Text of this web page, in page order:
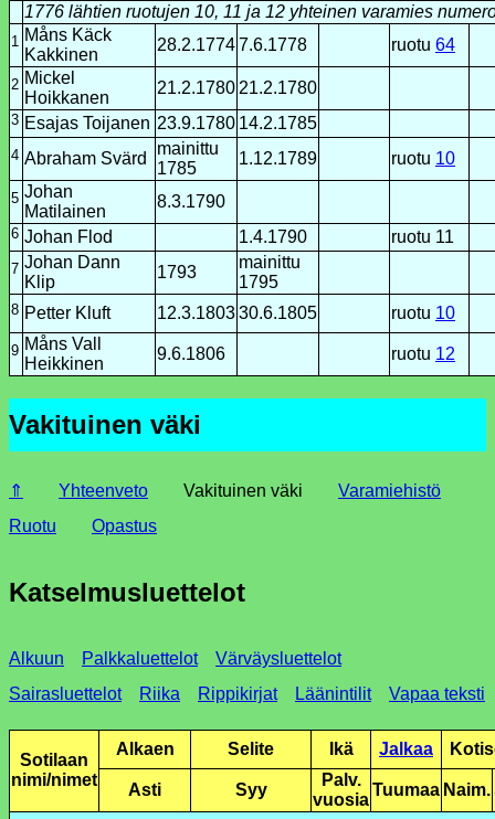
1776 lähtien ruotujen 10, 11 ja 12 yhteinen varamies
1 Måns Käck
Kakkinen
28.2.17747.6.1778 ruotu 64
2 Mickel
Hoikkanen
21.2.1780 21.2.1780
3 Esajas Toijanen 23.9.1780 14.2.1785
4 Abraham Svärd
mainittu
1785
1.12.1789 ruotu 10
5 Johan
Matilainen
8.3.1790
6 Johan Flod 1.4.1790 ruotu 11
7 Johan Dann
Klip
1793
mainittu
1795
8 Petter Kluft 12.3.180330.6.1805 ruotu 10
9 Måns Vall
Heikkinen
9.6.1806 ruotu 12
Vakituinen väki
⇑ Yhteenveto Vakituinen väki Varamiehistö
Ruotu
Opastus
Katselmusluettelot
Alkuun Palkkaluettelot
Värväysluettelot
Sairasluettelot
Riika Rippikirjat Läänintilit Vapaa teksti
Sotilaan
nimi/nimet
Alkaen Selite Ikä Jalkaa
Asti Syy
Palv.
vuosia
Tuumaa Naim.